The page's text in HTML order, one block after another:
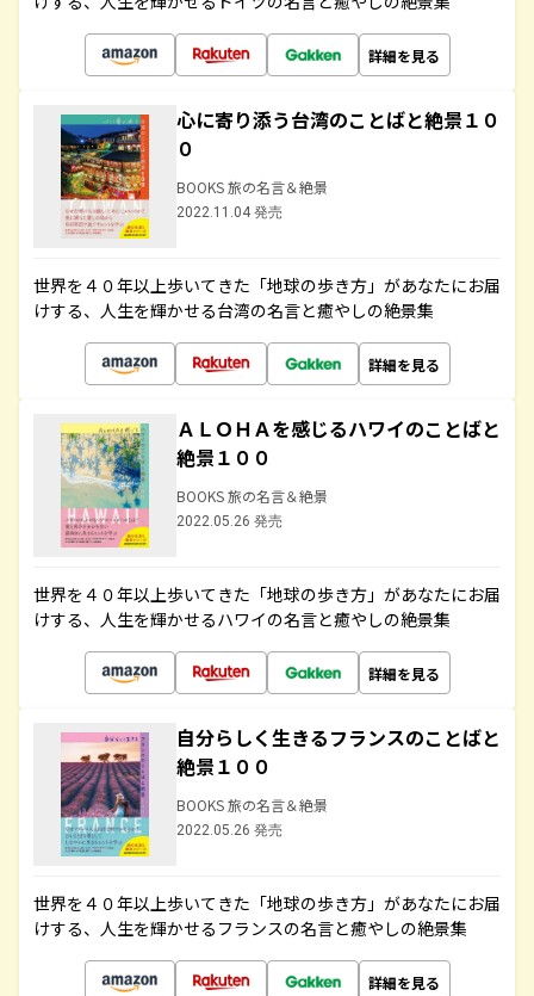
詳細を見る
心に寄り添う台湾のことばと絶景１０
０
BOOKS 旅の名言＆絶景
2022.11.04 発売
世界を４０年以上歩いてきた「地球の歩き方」があなたにお届
けする、人生を輝かせる台湾の名言と癒やしの絶景集
詳細を見る
ＡＬＯＨＡを感じるハワイのことばと
絶景１００
BOOKS 旅の名言＆絶景
2022.05.26 発売
世界を４０年以上歩いてきた「地球の歩き方」があなたにお届
けする、人生を輝かせるハワイの名言と癒やしの絶景集
詳細を見る
自分らしく生きるフランスのことばと
絶景１００
BOOKS 旅の名言＆絶景
2022.05.26 発売
世界を４０年以上歩いてきた「地球の歩き方」があなたにお届
けする、人生を輝かせるフランスの名言と癒やしの絶景集
詳細を見る